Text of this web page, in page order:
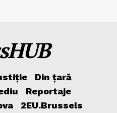
Din țară
Reportaje
2EU.Brussels